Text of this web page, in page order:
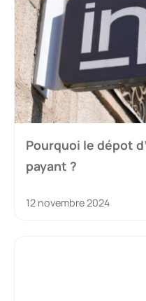
Pourquoi le dépot
payant ?
12 novembre 2024